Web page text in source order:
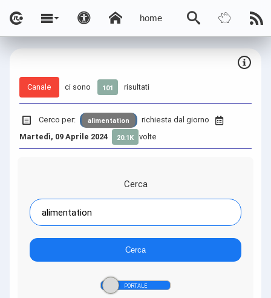
home
Canale ci sono 101 risultati
Cerco per: alimentation
richiesta dal giorno
Martedì, 09 Aprile 2024
20.1K volte
Cerca
Cerca